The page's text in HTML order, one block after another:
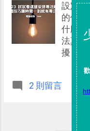
設定每
的任
什麼這
法真正
擾，可
的 3
2 則留言